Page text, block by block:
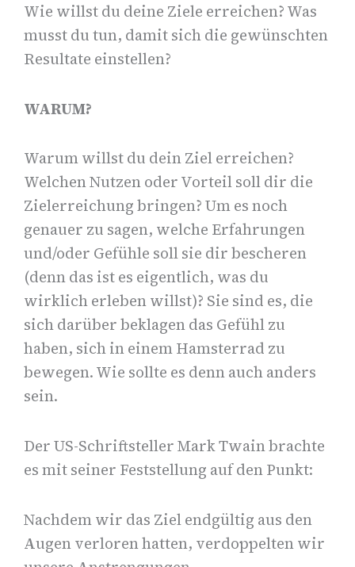
Wie willst du deine Ziele erreichen? Was
musst du tun, damit sich die gewünschten
Resultate einstellen?
WARUM?
Warum willst du dein Ziel erreichen?
Welchen Nutzen oder Vorteil soll dir die
Zielerreichung bringen? Um es noch
genauer zu sagen, welche Erfahrungen
und/oder Gefühle soll sie dir bescheren
(denn das ist es eigentlich, was du
wirklich erleben willst)? Sie sind es, die
sich darüber beklagen das Gefühl zu
haben, sich in einem Hamsterrad zu
bewegen. Wie sollte es denn auch anders
sein.
Der US-Schriftsteller Mark Twain brachte
es mit seiner Feststellung auf den Punkt:
Nachdem wir das Ziel endgültig aus den
Augen verloren hatten, verdoppelten wir